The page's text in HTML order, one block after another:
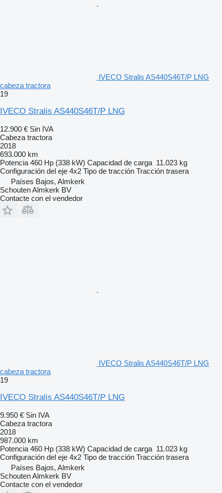
IVECO Stralis AS440S46T/P LNG
cabeza tractora
19
IVECO Stralis AS440S46T/P LNG
12.900 € Sin IVA
Cabeza tractora
2018
693.000 km
Potencia 460 Hp (338 kW) Capacidad de carga 11.023 kg
Configuración del eje 4x2 Tipo de tracción Tracción trasera
Países Bajos, Almkerk
Schouten Almkerk BV
Contacte con el vendedor
IVECO Stralis AS440S46T/P LNG
cabeza tractora
19
IVECO Stralis AS440S46T/P LNG
9.950 € Sin IVA
Cabeza tractora
2018
987.000 km
Potencia 460 Hp (338 kW) Capacidad de carga 11.023 kg
Configuración del eje 4x2 Tipo de tracción Tracción trasera
Países Bajos, Almkerk
Schouten Almkerk BV
Contacte con el vendedor